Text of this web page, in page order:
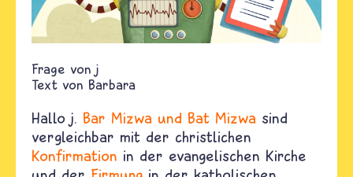
j
Text von Barbara
Hallo j. Bar Mizwa und Bat Mizwa sind
vergleichbar mit der christlichen
Konfirmation in der evangelischen Kirche